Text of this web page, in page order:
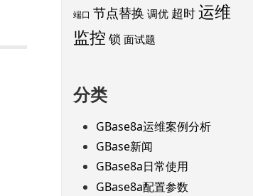
端口 节点替换 调优 超时运维
监控 锁 面试题
分类
GBase8a运维案例分析
GBase新闻
GBase8a日常使用
GBase8a配置参数